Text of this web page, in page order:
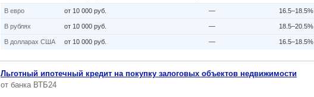
В eвро от 10 000 руб. — 16.5–18.5%
В рублях от 10 000 руб. — 18.5–20.5%
В долларах США от 10 000 руб. — 16.5–18.5%
Льготный ипотечный кредит на покупку залоговых объектов недвижимости
от банка ВТБ24